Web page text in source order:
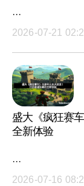
···
2026-07-21
盛大《疯狂赛
全新体验
···
2026-07-16